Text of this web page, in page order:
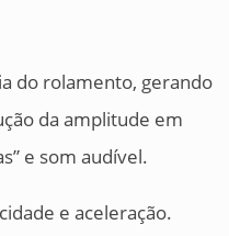
do rolamento, gerando
da amplitude em
e som audível.
e aceleração.